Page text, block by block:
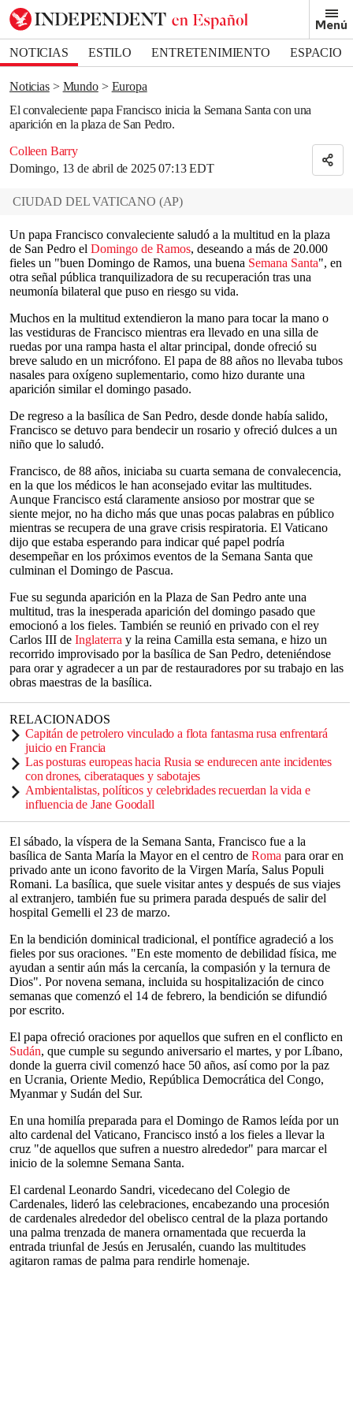
Menú
NOTICIAS ESTILO ENTRETENIMIENTO
ESPACIO
DEPORTES
Noticias Mundo
Europa
El convaleciente papa Francisco inicia la Semana Santa con una
aparición en la plaza de San Pedro.
Colleen Barry
Domingo, 13 de abril de 2025 07:13 EDT
Bookmark popover
Removed from bookmarks
Close popover
CIUDAD DEL VATICANO (AP)
Un papa Francisco convaleciente saludó a la multitud en la plaza
de San Pedro el Domingo de Ramos, deseando a más de 20.000
fieles un "buen Domingo de Ramos, una buena Semana Santa", en
otra señal pública tranquilizadora de su recuperación tras una
neumonía bilateral que puso en riesgo su vida.
Muchos en la multitud extendieron la mano para tocar la mano o
las vestiduras de Francisco mientras era llevado en una silla de
ruedas por una rampa hasta el altar principal, donde ofreció su
breve saludo en un micrófono. El papa de 88 años no llevaba tubos
nasales para oxígeno suplementario, como hizo durante una
aparición similar el domingo pasado.
De regreso a la basílica de San Pedro, desde donde había salido,
Francisco se detuvo para bendecir un rosario y ofreció dulces a un
niño que lo saludó.
Francisco, de 88 años, iniciaba su cuarta semana de convalecencia,
en la que los médicos le han aconsejado evitar las multitudes.
Aunque Francisco está claramente ansioso por mostrar que se
siente mejor, no ha dicho más que unas pocas palabras en público
mientras se recupera de una grave crisis respiratoria. El Vaticano
dijo que estaba esperando para indicar qué papel podría
desempeñar en los próximos eventos de la Semana Santa que
culminan el Domingo de Pascua.
Fue su segunda aparición en la Plaza de San Pedro ante una
multitud, tras la inesperada aparición del domingo pasado que
emocionó a los fieles. También se reunió en privado con el rey
Carlos III de Inglaterra y la reina Camilla esta semana, e hizo un
recorrido improvisado por la basílica de San Pedro, deteniéndose
para orar y agradecer a un par de restauradores por su trabajo en las
obras maestras de la basílica.
RELACIONADOS
Capitán de petrolero vinculado a flota fantasma rusa enfrentará
juicio en Francia
Las posturas europeas hacia Rusia se endurecen ante incidentes
con drones, ciberataques y sabotajes
Ambientalistas, políticos y celebridades recuerdan la vida e
influencia de Jane Goodall
El sábado, la víspera de la Semana Santa, Francisco fue a la
basílica de Santa María la Mayor en el centro de Roma para orar en
privado ante un icono favorito de la Virgen María, Salus Populi
Romani. La basílica, que suele visitar antes y después de sus viajes
al extranjero, también fue su primera parada después de salir del
hospital Gemelli el 23 de marzo.
En la bendición dominical tradicional, el pontífice agradeció a los
fieles por sus oraciones. "En este momento de debilidad física, me
ayudan a sentir aún más la cercanía, la compasión y la ternura de
Dios". Por novena semana, incluida su hospitalización de cinco
semanas que comenzó el 14 de febrero, la bendición se difundió
por escrito.
El papa ofreció oraciones por aquellos que sufren en el conflicto en
Sudán, que cumple su segundo aniversario el martes, y por Líbano,
donde la guerra civil comenzó hace 50 años, así como por la paz
en Ucrania, Oriente Medio, República Democrática del Congo,
Myanmar y Sudán del Sur.
En una homilía preparada para el Domingo de Ramos leída por un
alto cardenal del Vaticano, Francisco instó a los fieles a llevar la
cruz "de aquellos que sufren a nuestro alrededor" para marcar el
inicio de la solemne Semana Santa.
El cardenal Leonardo Sandri, vicedecano del Colegio de
Cardenales, lideró las celebraciones, encabezando una procesión
de cardenales alrededor del obelisco central de la plaza portando
una palma trenzada de manera ornamentada que recuerda la
entrada triunfal de Jesús en Jerusalén, cuando las multitudes
agitaron ramas de palma para rendirle homenaje.